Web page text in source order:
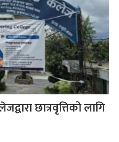
छात्रवृत्तिको लागि